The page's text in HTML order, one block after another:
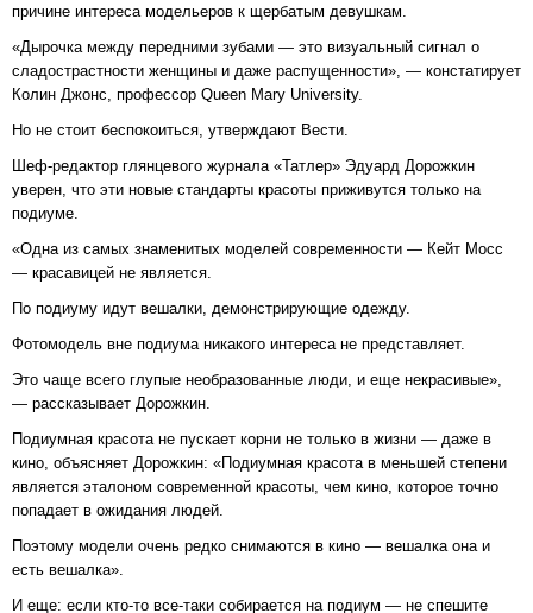
причине интереса модельеров к щербатым девушкам.
«Дырочка между передними зубами — это визуальный сигнал о
сладострастности женщины и даже распущенности», — констатирует
Колин Джонс, профессор Queen Mary University.
Но не стоит беспокоиться, утверждают Вести.
Шеф-редактор глянцевого журнала «Татлер» Эдуард Дорожкин
уверен, что эти новые стандарты красоты приживутся только на
подиуме.
«Одна из самых знаменитых моделей современности — Кейт Мосс
— красавицей не является.
По подиуму идут вешалки, демонстрирующие одежду.
Фотомодель вне подиума никакого интереса не представляет.
Это чаще всего глупые необразованные люди, и еще некрасивые»,
— рассказывает Дорожкин.
Подиумная красота не пускает корни не только в жизни — даже в
кино, объясняет Дорожкин: «Подиумная красота в меньшей степени
является эталоном современной красоты, чем кино, которое точно
попадает в ожидания людей.
Поэтому модели очень редко снимаются в кино — вешалка она и
есть вешалка».
И еще: если кто-то все-таки собирается на подиум — не спешите